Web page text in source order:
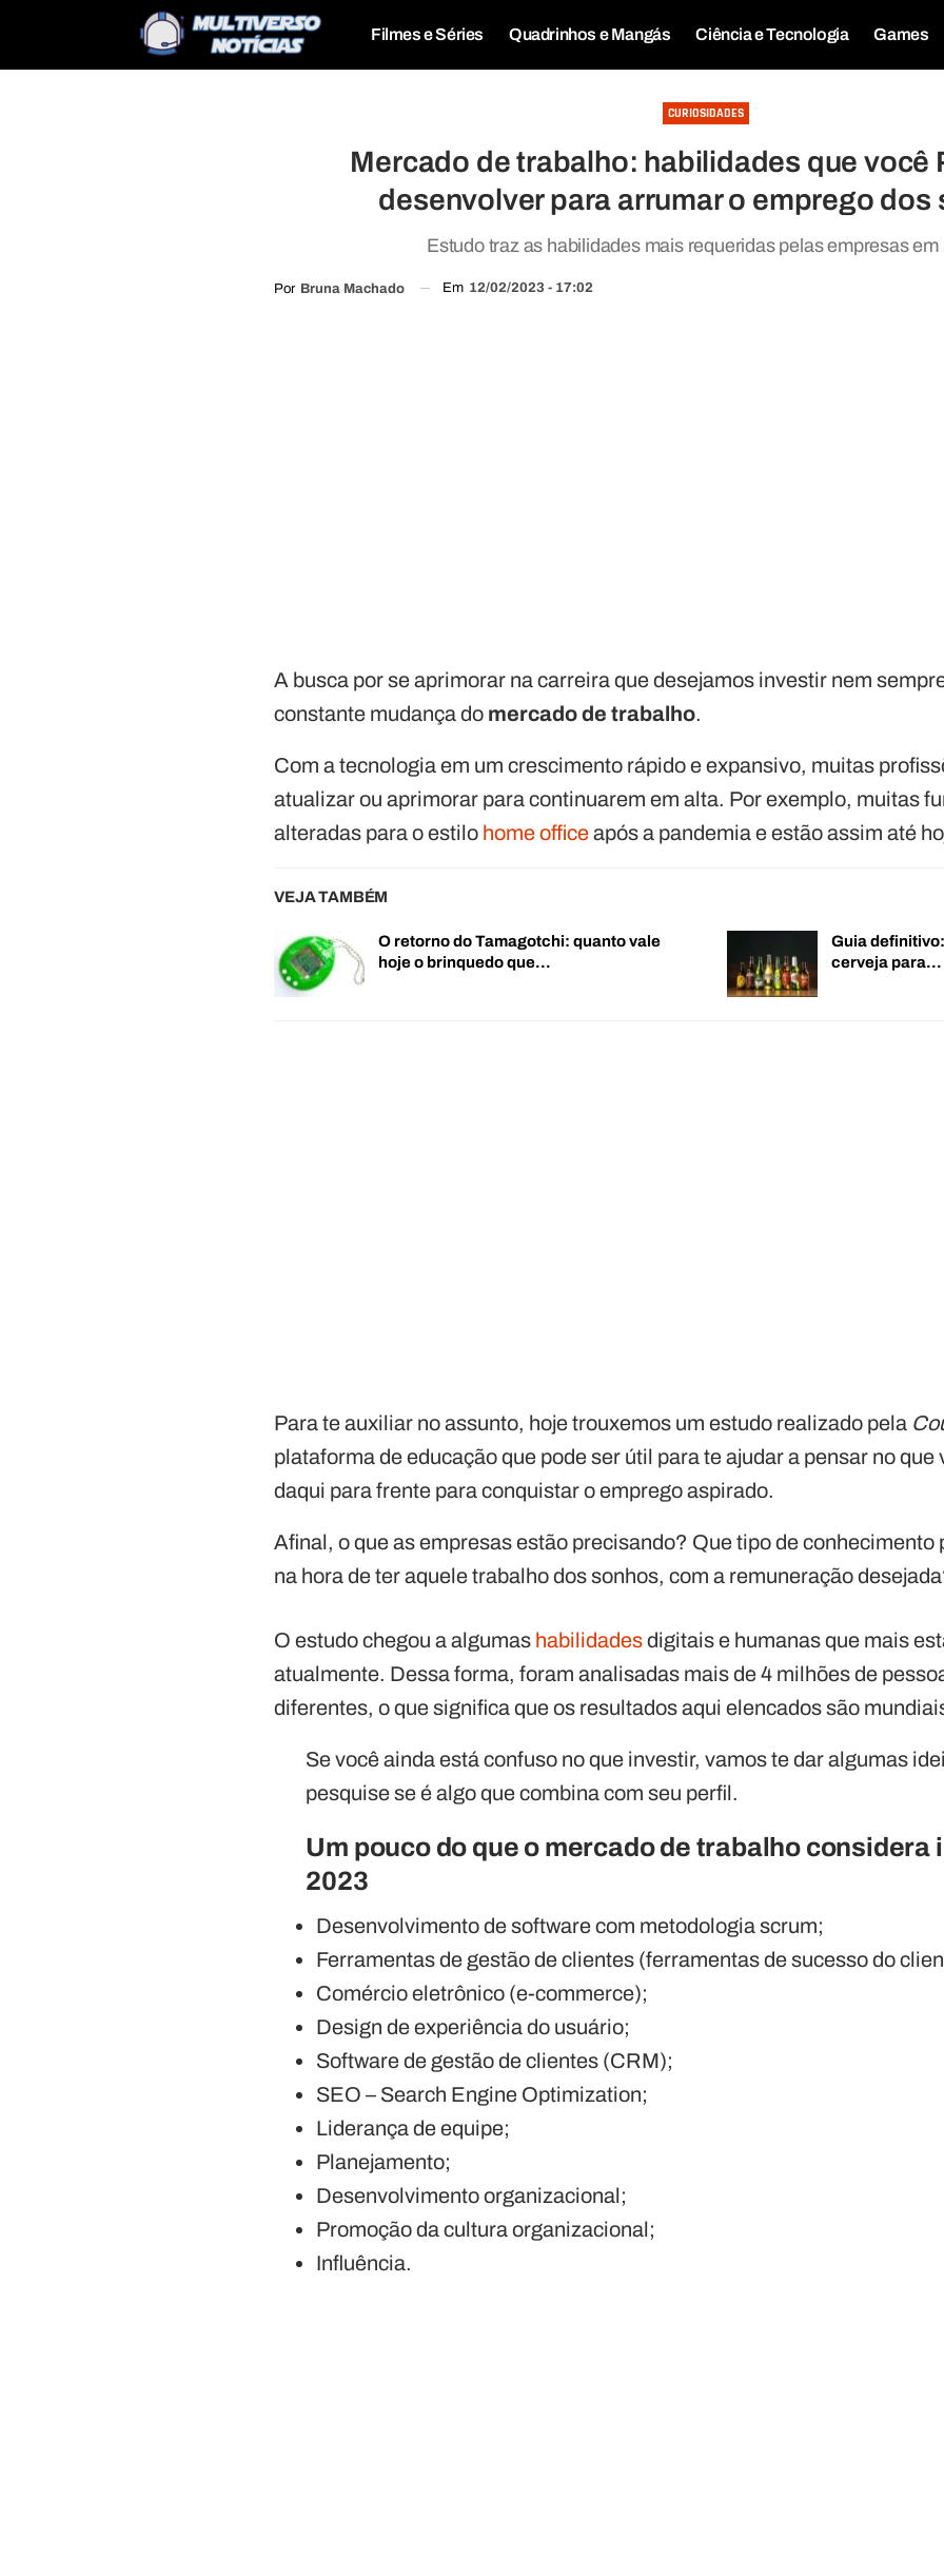
Filmes e Séries Quadrinhos e Mangás Ciência e Tecnologia Games
CURIOSIDADES
Mercado de trabalho: habilidades que você
desenvolver para arrumar o emprego dos
Estudo traz as habilidades mais requeridas pelas empresas em
Por Bruna Machado Em 12/02/2023 - 17:02
A busca por se aprimorar na carreira que desejamos investir nem
constante mudança do mercado de trabalho.
Com a tecnologia em um crescimento rápido e expansivo, muitas
atualizar ou aprimorar para continuarem em alta. Por exemplo, muitas
alteradas para o estilo home officeapós a pandemia e estão assim até
VEJA TAMBÉM
O retorno do Tamagotchi: quanto vale
hoje o brinquedo que…
Guia
cerveja para…
Para te auxiliar no assunto, hoje trouxemos um estudo realizado pela
plataforma de educação que pode ser útil para te ajudar a pensar no
daqui para frente para conquistar o emprego aspirado.
Afinal, o que as empresas estão precisando? Que tipo de conhecimento
na hora de ter aquele trabalho dos sonhos, com a remuneração
O estudo chegou a algumas habilidadesdigitais e humanas que mais
atualmente. Dessa forma, foram analisadas mais de 4 milhões de
diferentes, o que significa que os resultados aqui elencados são
Se você ainda está confuso no que investir, vamos te dar algumas
pesquise se é algo que combina com seu perfil.
Um pouco do que o mercado de trabalho considera
2023
Desenvolvimento de software com metodologia scrum;
Ferramentas de gestão de clientes (ferramentas de sucesso do
Comércio eletrônico (e-commerce);
Design de experiência do usuário;
Software de gestão de clientes (CRM);
SEO – Search Engine Optimization;
Liderança de equipe;
Planejamento;
Desenvolvimento organizacional;
Promoção da cultura organizacional;
Influência.